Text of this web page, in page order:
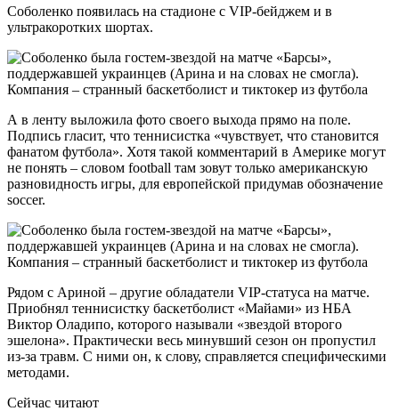
Соболенко появилась на стадионе с VIP-бейджем и в
ультракоротких шортах.
А в ленту выложила фото своего выхода прямо на поле.
Подпись гласит, что теннисистка «чувствует, что становится
фанатом футбола». Хотя такой комментарий в Америке могут
не понять – словом football там зовут только американскую
разновидность игры, для европейской придумав обозначение
soccer.
Рядом с Ариной – другие обладатели VIP-статуса на матче.
Приобнял теннисистку баскетболист «Майами» из НБА
Виктор Оладипо, которого называли «звездой второго
эшелона». Практически весь минувший сезон он пропустил
из-за травм. С ними он, к слову, справляется специфическими
методами.
Сейчас читают